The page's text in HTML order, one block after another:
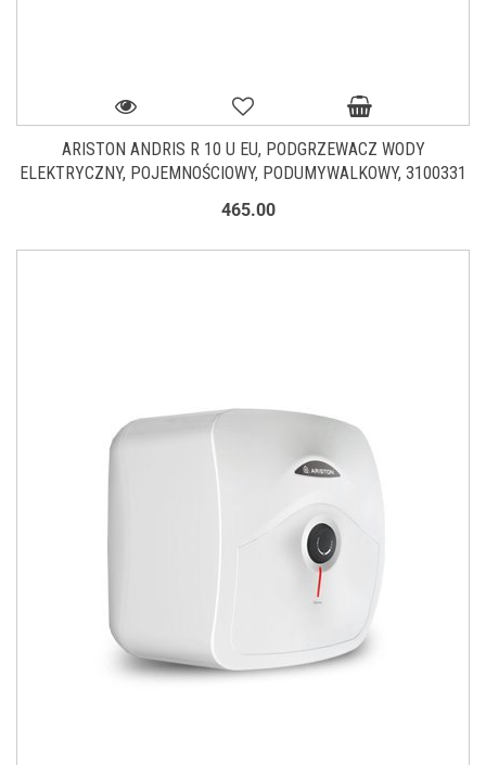
ARISTON ANDRIS R 10 U EU, PODGRZEWACZ WODY
ELEKTRYCZNY, POJEMNOŚCIOWY, PODUMYWALKOWY, 3100331
465.00